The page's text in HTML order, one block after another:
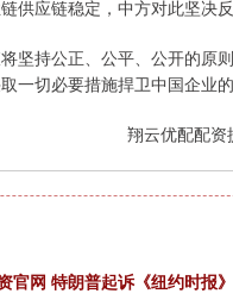
供应链稳定，中方对此坚决反
坚持公正、公平、公开的原
一切必要措施捍卫中国企业的
翔云优配配资
官网 特朗普起诉《纽约时报